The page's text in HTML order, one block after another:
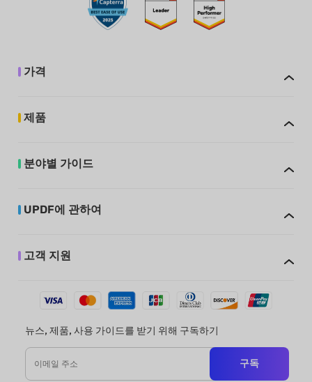
가격
제품
분야별 가이드
UPDF에 관하여
고객 지원
뉴스, 제품, 사용 가이드를 받기 위해 구독하기
구독